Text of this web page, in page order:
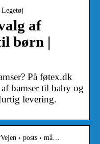
af
børn |
På føtex.dk
bamser til baby og
levering.
› posts › må…